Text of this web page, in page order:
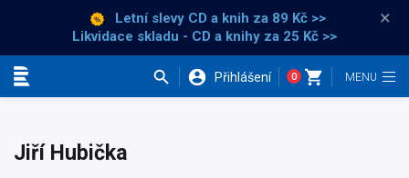
Letní slevy CD a knih za 89 Kč >>
Likvidace skladu - CD a knihy za 25 Kč >>
×
Přihlášení 0
Jiří Hubička